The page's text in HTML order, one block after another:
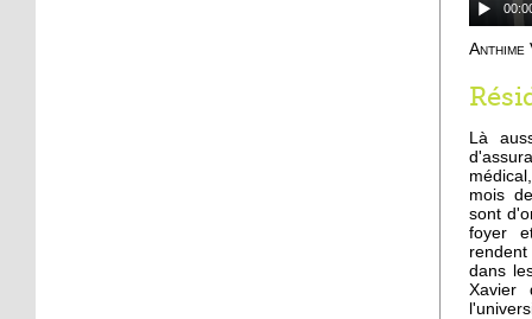
Anthime
Là
mois
sont
foyer
dans
Xavier